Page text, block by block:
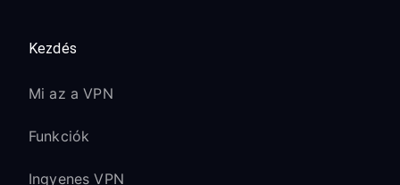
Kezdés
Mi az a VPN
Funkciók
Ingyenes VPN